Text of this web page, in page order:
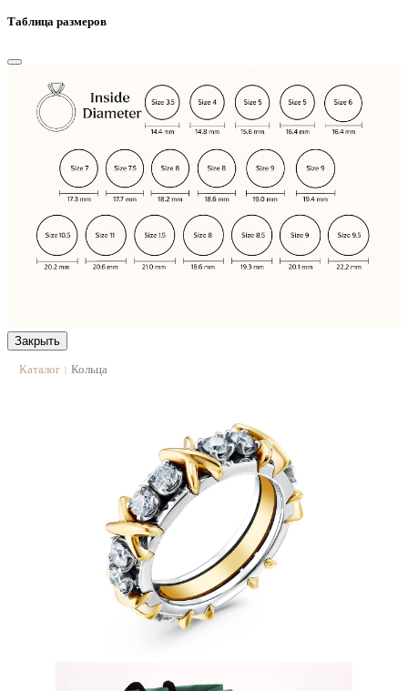
Таблица размеров
Закрыть
Каталог | Кольца